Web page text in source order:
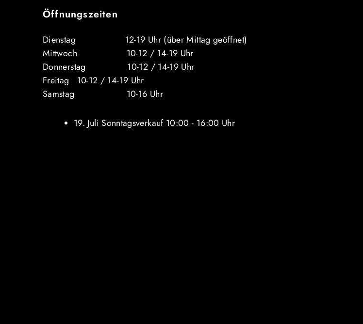
Öffnungszeiten
Dienstag 12-19 Uhr (über Mittag geöffnet)
Mittwoch 10-12 / 14-19 Uhr
Donnerstag 10-12 / 14-19 Uhr
Freitag 10-12 / 14-19 Uhr
Samstag 10-16 Uhr
19. Juli Sonntagsverkauf 10:00 - 16:00 Uhr